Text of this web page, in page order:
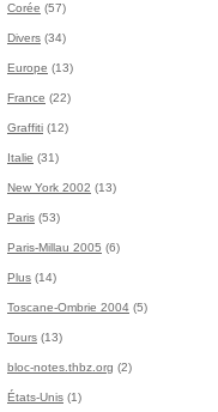
Corée (57)
Divers (34)
Europe (13)
France (22)
Graffiti (12)
Italie (31)
New York 2002 (13)
Paris (53)
Paris-Millau 2005 (6)
Plus (14)
Toscane-Ombrie 2004 (5)
Tours (13)
bloc-notes.thbz.org (2)
États-Unis (1)